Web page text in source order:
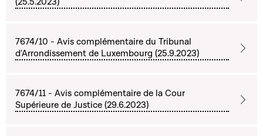
7674/10 - Avis complémentaire du Tribunal
d'Arrondissement de Luxembourg (25.9.2023)
7674/11 - Avis complémentaire de la Cour
Supérieure de Justice (29.6.2023)